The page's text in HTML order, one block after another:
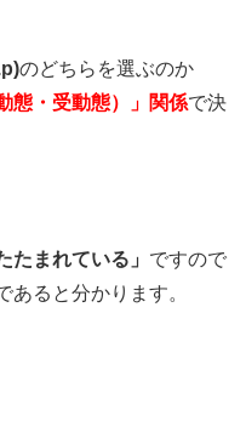
のどちらを選ぶのか
態・受動態）」関係で決
たまれている」 ですので
あると分かります。